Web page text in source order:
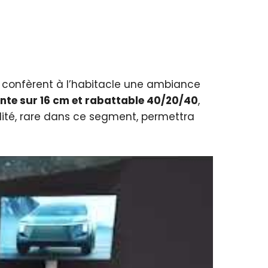
confèrent à l’habitacle une ambiance
sur 16 cm et rabattable 40/20/40,
rare dans ce segment, permettra